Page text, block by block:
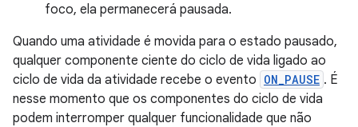
foco, ela permanecerá pausada.
Quando uma atividade é movida para o estado pausado,
qualquer componente ciente do ciclo de vida ligado ao
ciclo de vida da atividade recebe o evento ON_PAUSE . É
nesse momento que os componentes do ciclo de vida
podem interromper qualquer funcionalidade que não